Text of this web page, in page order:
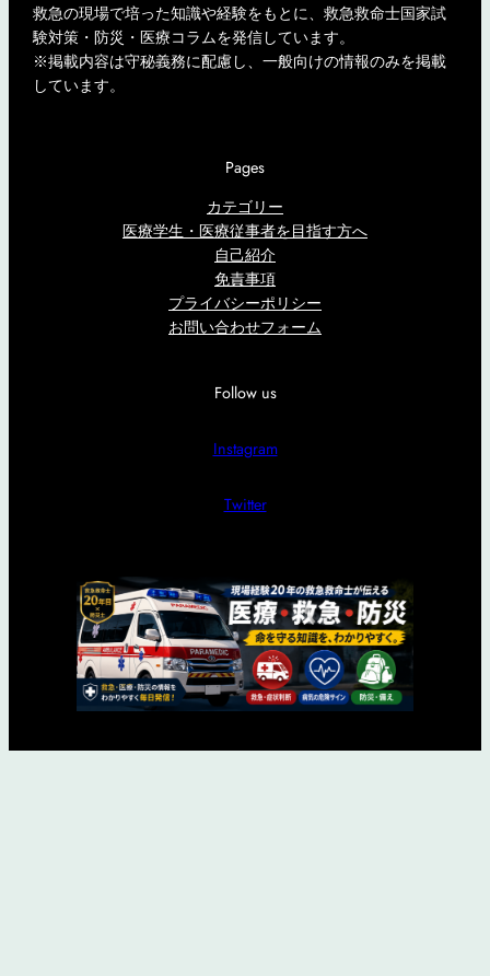
救急の現場で培った知識や経験をもとに、救急救命士国家試
験対策・防災・医療コラムを発信しています。
※掲載内容は守秘義務に配慮し、一般向けの情報のみを掲載
しています。
Pages
カテゴリー
医療学生・医療従事者を目指す方へ
自己紹介
免責事項
プライバシーポリシー
お問い合わせフォーム
Follow us
Instagram
Twitter